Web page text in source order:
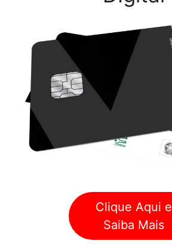
Clique Aqui e
Saiba Mais